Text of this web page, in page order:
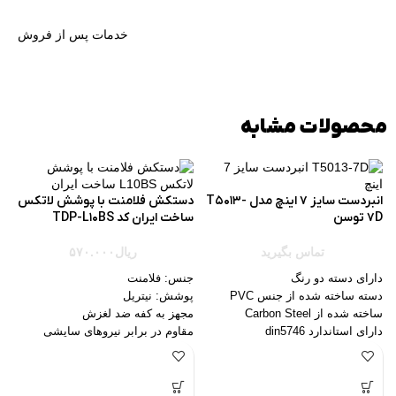
خدمات پس از فروش
محصولات مشابه
انبردست سایز 7 اینچ مدل T5013-
7D توسن
تماس بگیرید
دارای دسته دو رنگ
دسته ساخته شده از جنس PVC
ساخته شده از Carbon Steel
دارای استاندارد din5746
سایز:7 اینچ
ساخت کشور چین
دستکش فلامنت با پوشش لاتکس
ساخت ایران کد TDP-L10BS
ریال ۵۷۰.۰۰۰
جنس: فلامنت
پوشش: نیتریل
مجهز به کفه ضد لغزش
مقاوم در برابر نیروهای سایشی